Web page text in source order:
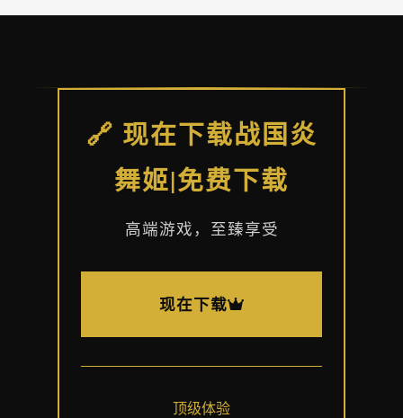
🔗 现在下载战国炎
舞姬|免费下载
高端游戏，至臻享受
现在下载
顶级体验